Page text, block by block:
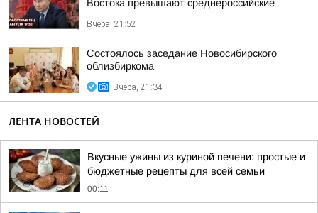
Востока превышают среднероссийские
Вчера, 21:52
Состоялось заседание Новосибирского
облизбиркома
Вчера, 21:34
ЛЕНТА НОВОСТЕЙ
Вкусные ужины из куриной печени: простые и
бюджетные рецепты для всей семьи
00:11